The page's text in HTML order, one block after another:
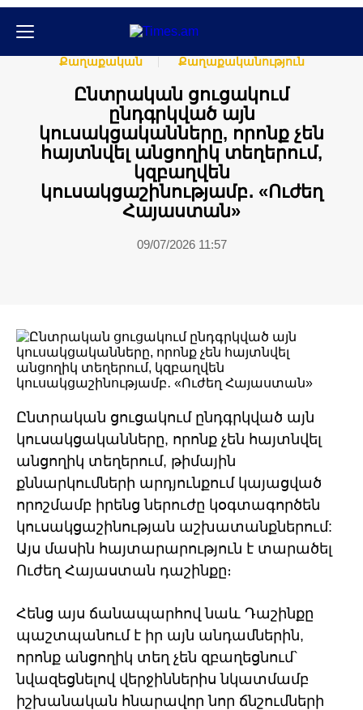
Քաղաքական
Քաղաքականություն
Ընտրական ցուցակում
ընդգրկված այն
կուսակցականները, որոնք չեն
հայտնվել անցողիկ տեղերում,
կզբաղվեն
կուսակցաշինությամբ․ «Ուժեղ
Հայաստան»
09/07/2026 11:57
Ընտրական ցուցակում ընդգրկված այն
կուսակցականները, որոնք չեն հայտնվել
անցողիկ տեղերում, թիմային
քննարկումների արդյունքում կայացված
որոշմամբ իրենց ներուժը կօգտագործեն
կուսակցաշինության աշխատանքներում:
Այս մասին հայտարարություն է տարածել
Ուժեղ Հայաստան դաշինքը։
Հենց այս ճանապարհով նաև Դաշինքը
պաշտպանում է իր այն անդամներին,
որոնք անցողիկ տեղ չեն զբաղեցնում`
նվազեցնելով վերջիններիս նկատմամբ
իշխանական հնարավոր նոր ճնշումների